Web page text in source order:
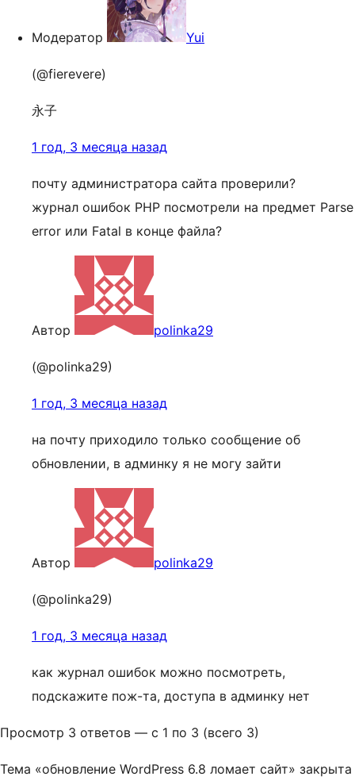
Модератор Yui
(@fierevere)
永子
1 год, 3 месяца назад
почту администратора сайта проверили?
журнал ошибок PHP посмотрели на предмет Parse
error или Fatal в конце файла?
Автор polinka29
(@polinka29)
1 год, 3 месяца назад
на почту приходило только сообщение об
обновлении, в админку я не могу зайти
Автор polinka29
(@polinka29)
1 год, 3 месяца назад
как журнал ошибок можно посмотреть,
подскажите пож-та, доступа в админку нет
Просмотр 3 ответов — с 1 по 3 (всего 3)
Тема «обновление WordPress 6.8 ломает сайт» закрыта